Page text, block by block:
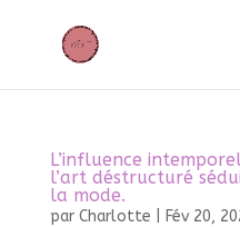
L’influence
l’art déstructuré
la mode.
par Charlotte Fév 20,